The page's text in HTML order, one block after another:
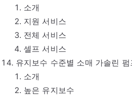
소개
지원 서비스
전체 서비스
셀프 서비스
유지보수 수준별 소매 가솔린 펌
소개
높은 유지보수